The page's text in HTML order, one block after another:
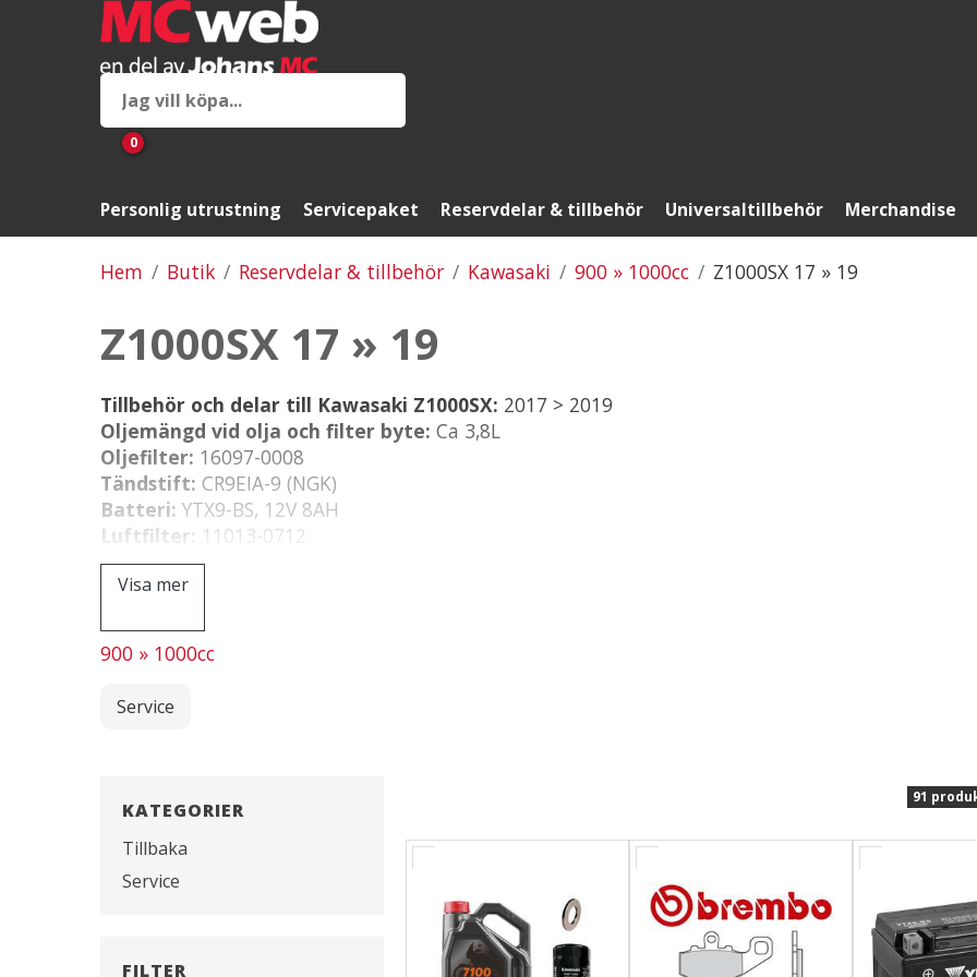
0
Personlig utrustning Servicepaket Reservdelar & tillbehör Universaltillbehör Merchandise
Hem Butik Reservdelar & tillbehör Kawasaki 900 » 1000cc Z1000SX 17 » 19
Z1000SX 17 » 19
Tillbehör och delar till Kawasaki Z1000SX: 2017 > 2019
Oljemängd vid olja och filter byte: Ca 3,8L
Oljefilter: 16097-0008
Tändstift: CR9EIA-9 (NGK)
Batteri: YTX9-BS, 12V 8AH
Luftfilter: 11013-0712
Bromsbelägg bak:
Bromsbelägg fram:
Visa mer
900 » 1000cc
Service
KATEGORIER
Tillbaka
Service
FILTER
91